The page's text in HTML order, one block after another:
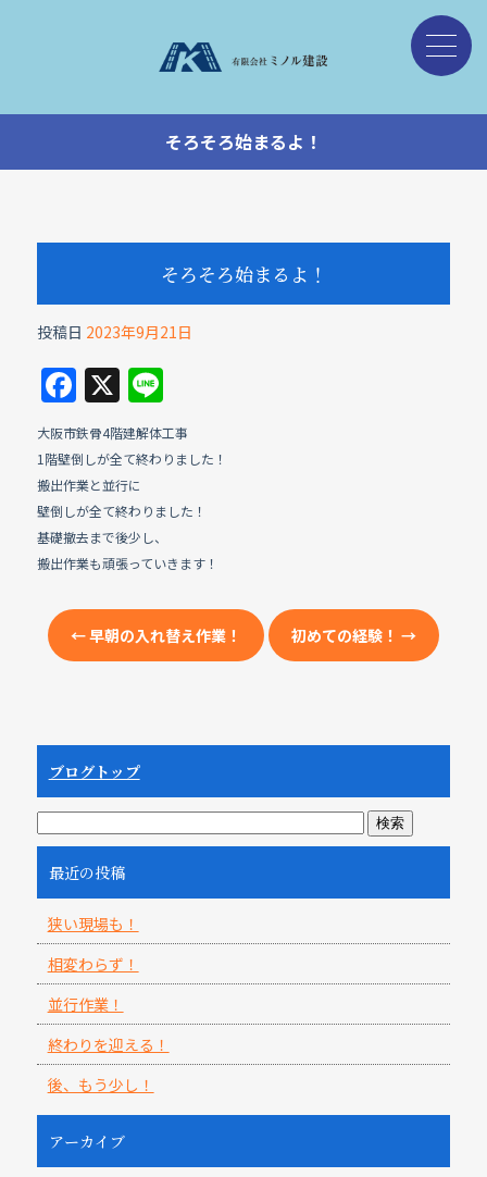
そろそろ始まるよ！
そろそろ始まるよ！
投稿日 2023年9月21日
F
a
c
e
b
o
k
X Li
n
e
大阪市鉄骨4階建解体工事
1階壁倒しが全て終わりました！
搬出作業と並行に
壁倒しが全て終わりました！
基礎撤去まで後少し、
搬出作業も頑張っていきます！
←早朝の入れ替え作業！ 初めての経験！→
ブログトップ
最近の投稿
狭い現場も！
相変わらず！
並行作業！
終わりを迎える！
後、もう少し！
アーカイブ